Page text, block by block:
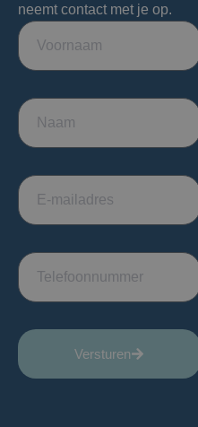
neemt contact met je op.
Versturen